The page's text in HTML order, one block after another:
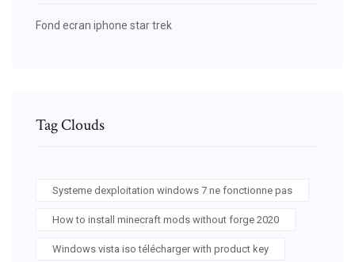
Fond ecran iphone star trek
Tag Clouds
Systeme dexploitation windows 7 ne fonctionne pas
How to install minecraft mods without forge 2020
Windows vista iso télécharger with product key